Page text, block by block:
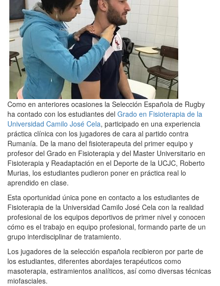
Como en anteriores ocasiones la Selección Española de Rugby
ha contado con los estudiantes del Grado en Fisioterapia de la
Universidad Camilo José Cela, participado en una experiencia
práctica clínica con los jugadores de cara al partido contra
Rumanía. De la mano del fisioterapeuta del primer equipo y
profesor del Grado en Fisioterapia y del Master Universitario en
Fisioterapia y Readaptación en el Deporte de la UCJC, Roberto
Murias, los estudiantes pudieron poner en práctica real lo
aprendido en clase.
Esta oportunidad única pone en contacto a los estudiantes de
Fisioterapia de la Universidad Camilo José Cela con la realidad
profesional de los equipos deportivos de primer nivel y conocen
cómo es el trabajo en equipo profesional, formando parte de un
grupo interdisciplinar de tratamiento.
Los jugadores de la selección española recibieron por parte de
los estudiantes, diferentes abordajes terapéuticos como
masoterapia, estiramientos analíticos, así como diversas técnicas
miofasciales.